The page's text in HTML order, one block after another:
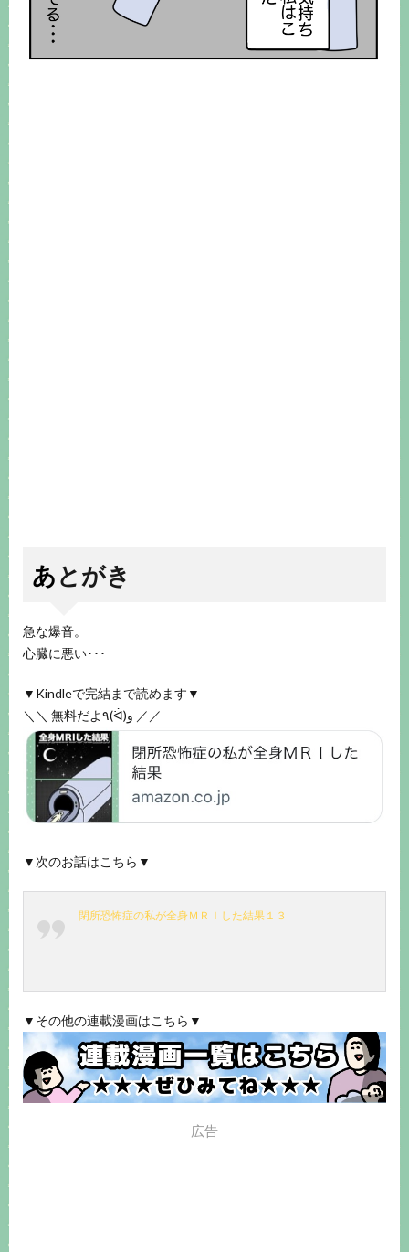
あとがき
急な爆音。
心臓に悪い･･･
▼Kindleで完結まで読めます▼
＼＼ 無料だよ٩(ᐛ)و ／／
▼次のお話はこちら▼
閉所恐怖症の私が全身ＭＲＩした結果１３
▼その他の連載漫画はこちら▼
広告